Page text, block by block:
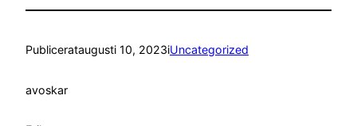
Publicerataugusti 10, 2023iUncategorized
avoskar